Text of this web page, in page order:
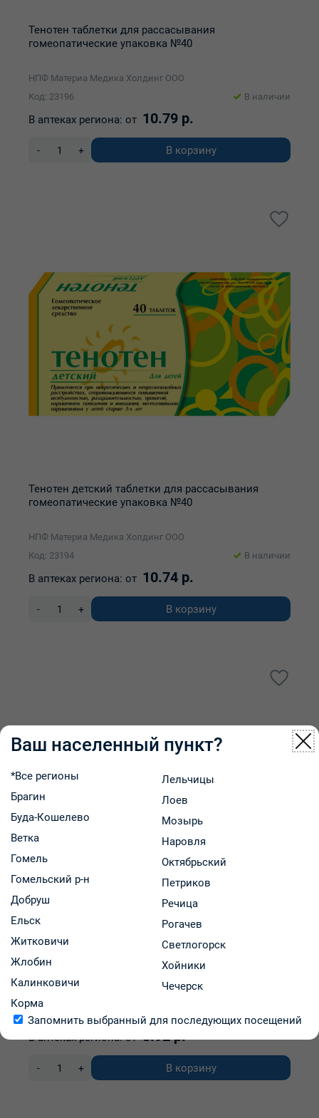
Тенотен таблетки для рассасывания
гомеопатические упаковка №40
НПФ Материа Медика Холдинг ООО
Код: 23196
В наличии
В аптеках региона: от 10.79 р.
- + В корзину
Тенотен детский таблетки для рассасывания
гомеопатические упаковка №40
НПФ Материа Медика Холдинг ООО
Код: 23194
В наличии
В аптеках региона: от 10.74 р.
- + В корзину
Успокой таблетки гомеопатические упаковка №20
Код: 24489
В аптеках региона: от 3.92 р.
- + В корзину
Ваш населенный пункт?
*Все регионы
Брагин
Буда-Кошелево
Ветка
Гомель
Гомельский р-н
Добруш
Ельск
Житковичи
Жлобин
Калинковичи
Корма
Лельчицы
Лоев
Мозырь
Наровля
Октябрьский
Петриков
Речица
Рогачев
Светлогорск
Хойники
Чечерск
Запомнить выбранный для последующих посещений